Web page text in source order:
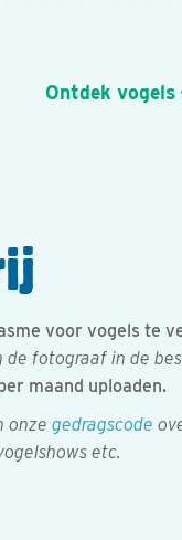
Ontdek vogels
voor vogels te
de fotograaf in de
maand uploaden.
onze gedragscode
etc.